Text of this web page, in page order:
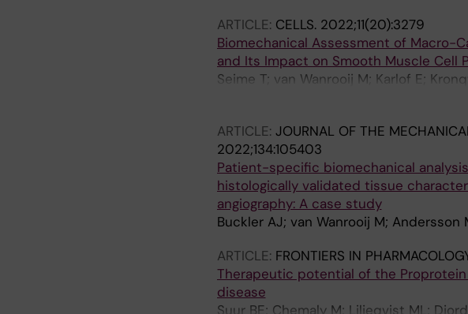
ARTICLE: CELLS. 2022;11(20):3279
Biomechanical Assessment of Macro-
and Its Impact on Smooth Muscle Cell
Seime T; van Wanrooij M; Karlof E;
ARTICLE: JOURNAL OF THE
2022;134:105403
Patient-specific biomechanical
histologically validated tissue
angiography: A case study
Buckler AJ; van Wanrooij M; Andersson
ARTICLE: FRONTIERS IN
Therapeutic potential of the
disease
Suur BE; Chemaly M; Liljeqvist ML;